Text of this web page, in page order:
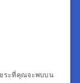
ระที่คุณจะพบบน